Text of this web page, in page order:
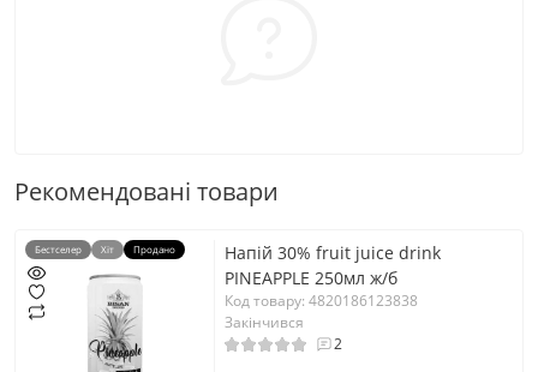
Рекомендовані товари
Бестселер Хіт Продано
Напій 30% fruit juice drink
PINEAPPLE 250мл ж/б
Код товару: 4820186123838
Закінчився
2